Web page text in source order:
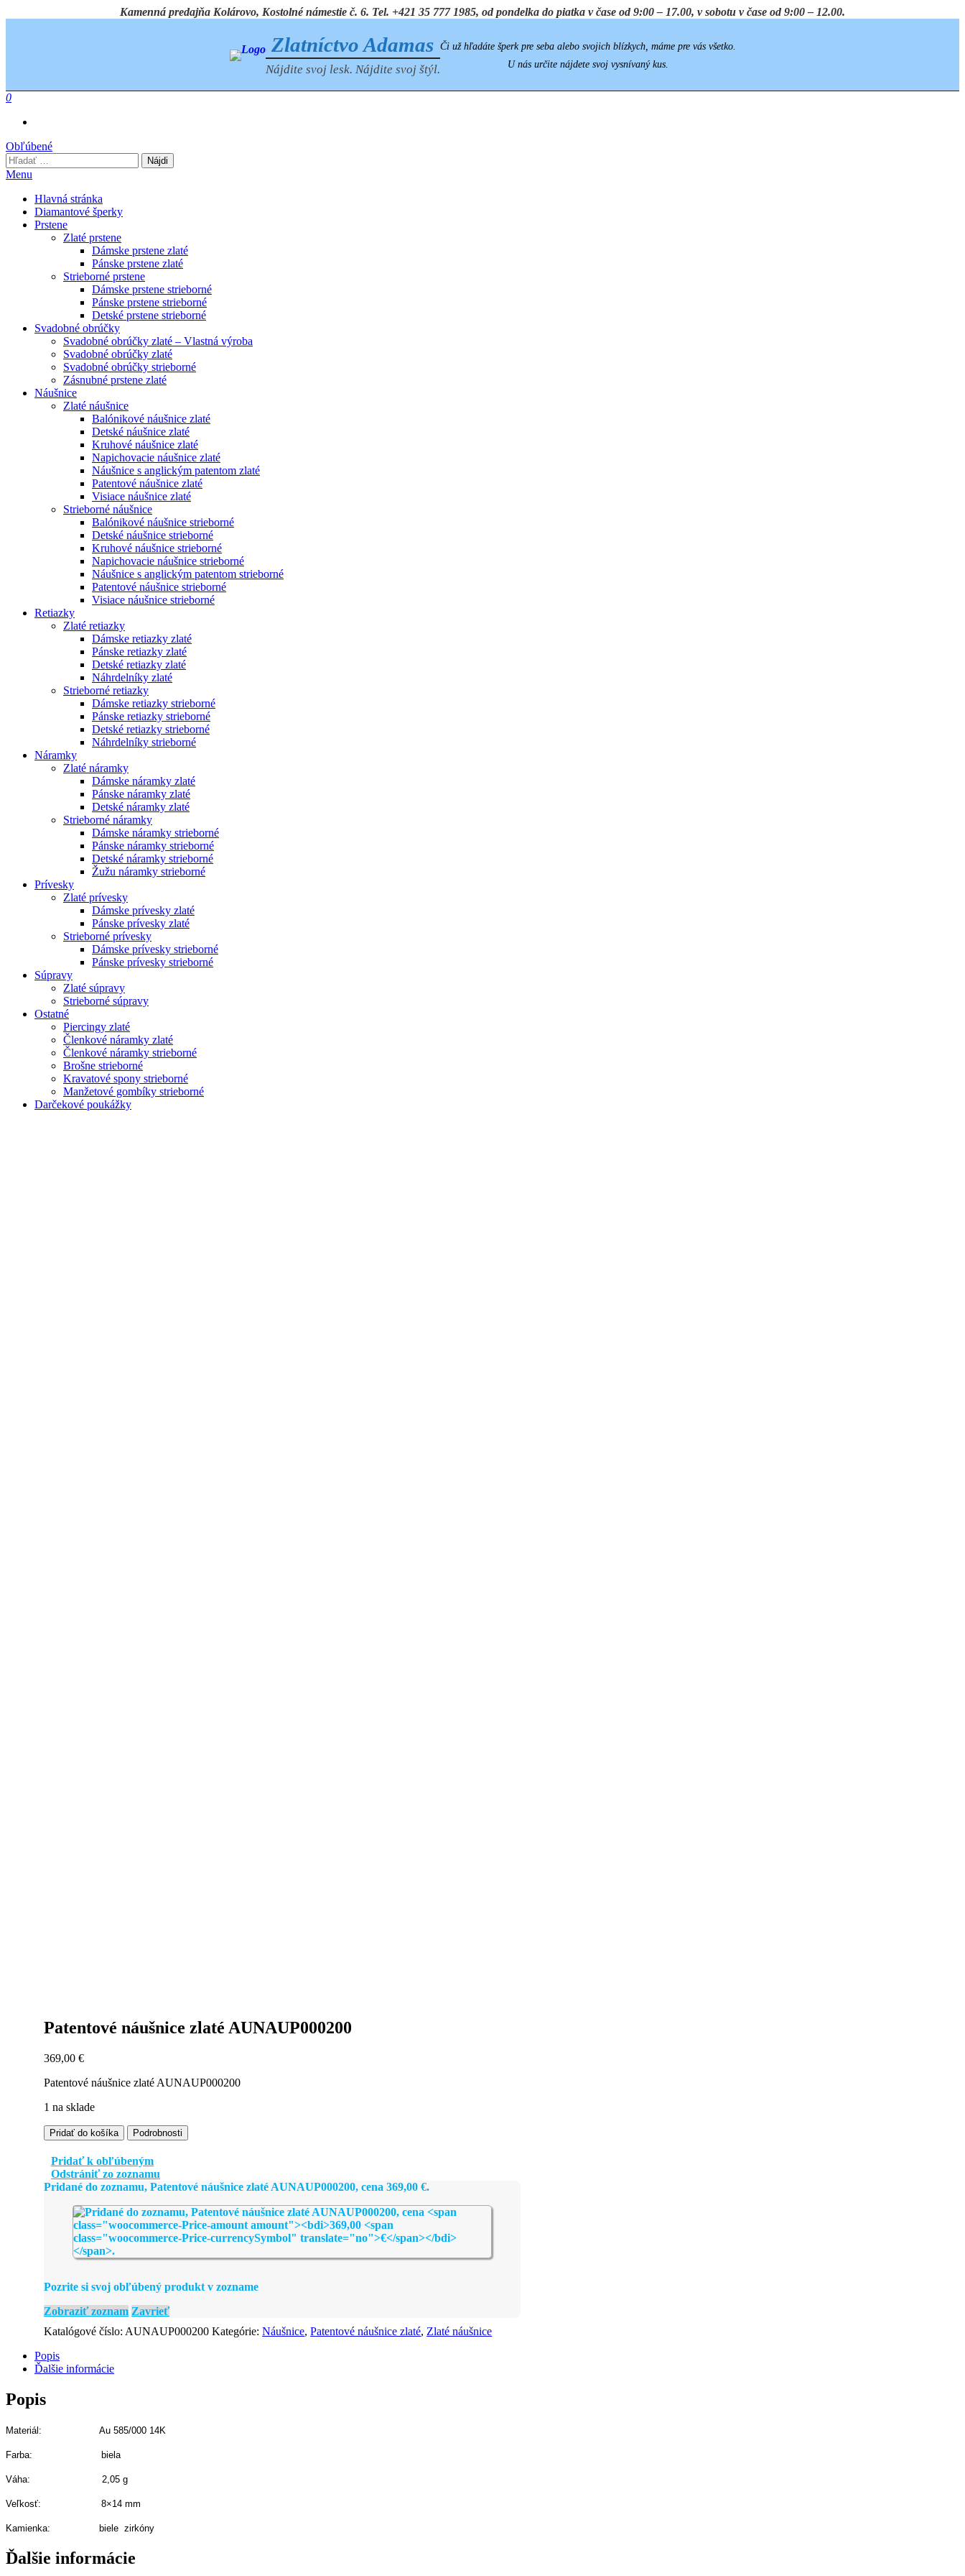
Kamenná predajňa Kolárovo, Kostolné námestie č. 6. Tel. +421 35 777 1985, od pondelka do piatka v čase od 9:00 – 17.00, v sobotu v čase od 9:00 – 12.00.
Zlatníctvo Adamas
Nájdite svoj lesk. Nájdite svoj štýl.
Či už hľadáte šperk pre seba alebo svojich blízkych, máme pre vás všetko.
U nás určite nájdete svoj vysnívaný kus.
0
Obľúbené
Hľadať:
Menu
Hlavná stránka
Diamantové šperky
Prstene
Zlaté prstene
Dámske prstene zlaté
Pánske prstene zlaté
Strieborné prstene
Dámske prstene strieborné
Pánske prstene strieborné
Detské prstene strieborné
Svadobné obrúčky
Svadobné obrúčky zlaté – Vlastná výroba
Svadobné obrúčky zlaté
Svadobné obrúčky strieborné
Zásnubné prstene zlaté
Náušnice
Zlaté náušnice
Balónikové náušnice zlaté
Detské náušnice zlaté
Kruhové náušnice zlaté
Napichovacie náušnice zlaté
Náušnice s anglickým patentom zlaté
Patentové náušnice zlaté
Visiace náušnice zlaté
Strieborné náušnice
Balónikové náušnice strieborné
Detské náušnice strieborné
Kruhové náušnice strieborné
Napichovacie náušnice strieborné
Náušnice s anglickým patentom strieborné
Patentové náušnice strieborné
Visiace náušnice strieborné
Retiazky
Zlaté retiazky
Dámske retiazky zlaté
Pánske retiazky zlaté
Detské retiazky zlaté
Náhrdelníky zlaté
Strieborné retiazky
Dámske retiazky strieborné
Pánske retiazky strieborné
Detské retiazky strieborné
Náhrdelníky strieborné
Náramky
Zlaté náramky
Dámske náramky zlaté
Pánske náramky zlaté
Detské náramky zlaté
Strieborné náramky
Dámske náramky strieborné
Pánske náramky strieborné
Detské náramky strieborné
Žužu náramky strieborné
Prívesky
Zlaté prívesky
Dámske prívesky zlaté
Pánske prívesky zlaté
Strieborné prívesky
Dámske prívesky strieborné
Pánske prívesky strieborné
Súpravy
Zlaté súpravy
Strieborné súpravy
Ostatné
Piercingy zlaté
Členkové náramky zlaté
Členkové náramky strieborné
Brošne strieborné
Kravatové spony strieborné
Manžetové gombíky strieborné
Darčekové poukážky
Patentové náušnice zlaté AUNAUP000200
369,00€
Patentové náušnice zlaté AUNAUP000200
1 na sklade
množstvo
Patentové
náušnice
zlaté
AUNAUP000200
Pridať do košíka Podrobnosti
Pridať k obľúbeným
Odstrániť zo zoznamu
Pridané do zoznamu, Patentové náušnice zlaté AUNAUP000200, cena369,00€.
Pozrite si svoj obľúbený produkt v zozname
Zobraziť zoznam Zavrieť
Katalógové číslo: AUNAUP000200 Kategórie:Náušnice,Patentové náušnice zlaté, Zlaté náušnice
Popis
Ďalšie informácie
Popis
Materiál: Au 585/000 14K
Farba: biela
Váha: 2,05 g
Veľkosť: 8×14 mm
Kamienka: biele zirkóny
Ďalšie informácie